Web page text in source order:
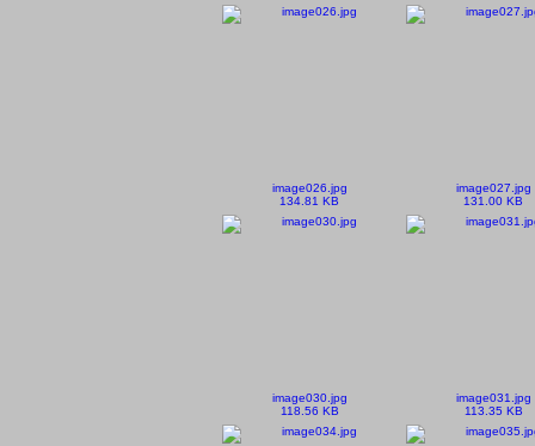
image026.jpg
134.81 KB
image027.jpg
131.00 KB
image030.jpg
118.56 KB
image031.jpg
113.35 KB